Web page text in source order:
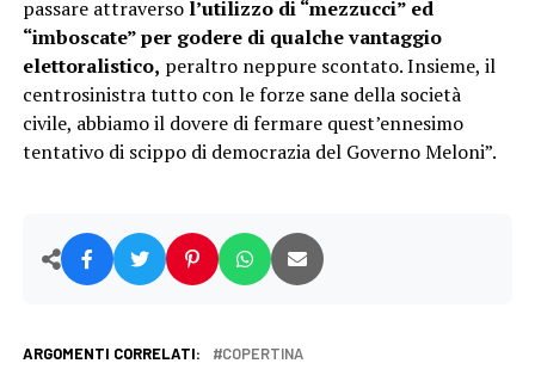
passare attraverso l’utilizzo di “mezzucci” ed
“imboscate” per godere di qualche vantaggio
elettoralistico, peraltro neppure scontato. Insieme, il
centrosinistra tutto con le forze sane della società
civile, abbiamo il dovere di fermare quest’ennesimo
tentativo di scippo di democrazia del Governo Meloni”.
ARGOMENTI CORRELATI: COPERTINA